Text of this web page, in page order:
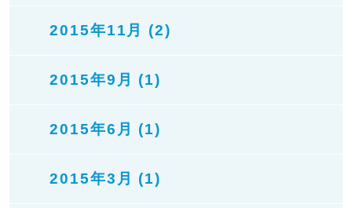
2015年11月 (2)
2015年9月 (1)
2015年6月 (1)
2015年3月 (1)